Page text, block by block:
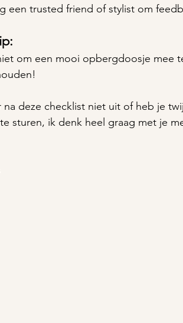
een trusted friend of stylist om
om een mooi opbergdoosje mee
na deze checklist niet uit of heb je
sturen, ik denk heel graag met je